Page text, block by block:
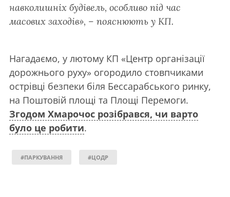
навколишніх будівель, особливо під час
масових заходів», – пояснюють у КП.
Нагадаємо, у лютому КП «Центр організації
дорожнього руху» огородило стовпчиками
острівці безпеки біля Бессарабського ринку,
на Поштовій площі та Площі Перемоги.
Згодом Хмарочос розібрався, чи варто
було це робити.
#ПАРКУВАННЯ #ЦОДР